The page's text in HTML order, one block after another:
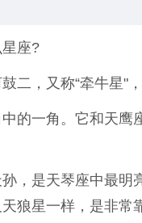
座?
二，又称“牵牛星"
的一角。它和天
，是天琴座中最明
狼星一样，是非